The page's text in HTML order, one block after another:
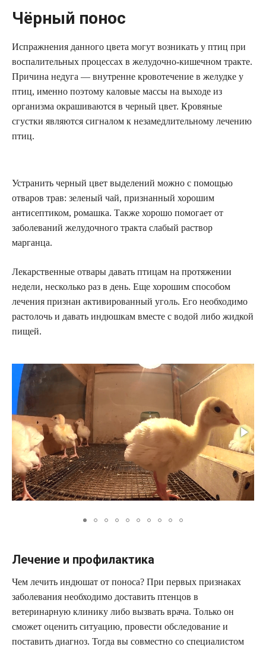
Чёрный понос
Испражнения данного цвета могут возникать у птиц при
воспалительных процессах в желудочно-кишечном тракте.
Причина недуга — внутренне кровотечение в желудке у
птиц, именно поэтому каловые массы на выходе из
организма окрашиваются в черный цвет. Кровяные
сгустки являются сигналом к незамедлительному лечению
птиц.
Устранить черный цвет выделений можно с помощью
отваров трав: зеленый чай, признанный хорошим
антисептиком, ромашка. Также хорошо помогает от
заболеваний желудочного тракта слабый раствор
марганца.
Лекарственные отвары давать птицам на протяжении
недели, несколько раз в день. Еще хорошим способом
лечения признан активированный уголь. Его необходимо
растолочь и давать индюшкам вместе с водой либо жидкой
пищей.
Лечение и профилактика
Чем лечить индюшат от поноса? При первых признаках
заболевания необходимо доставить птенцов в
ветеринарную клинику либо вызвать врача. Только он
сможет оценить ситуацию, провести обследование и
поставить диагноз. Тогда вы совместно со специалистом